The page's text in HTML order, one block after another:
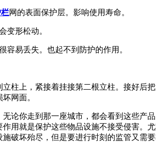
网的表面保护层。影响使用寿命。
变形松动。
容易丢失。也起不到防护的作用。
柱上，紧接着挂接第二根立柱。接好
网面。
论你走到那一座城市，都会看到这些产
作用就是保护这些物品设施不接受侵害。
破坏殆尽，但是要进行时刻的监管又